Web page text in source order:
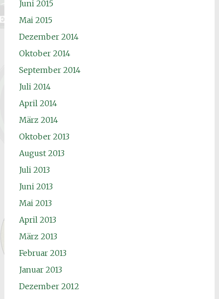
Juni 2015
Mai 2015
Dezember 2014
Oktober 2014
September 2014
Juli 2014
April 2014
März 2014
Oktober 2013
August 2013
Juli 2013
Juni 2013
Mai 2013
April 2013
März 2013
Februar 2013
Januar 2013
Dezember 2012